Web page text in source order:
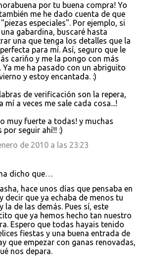
por tu buena compra! Yo
me he dado cuenta de que
especiales". Por ejemplo, si
gabardina, buscaré hasta
una que tenga los detalles que la
para mí. Así, seguro que le
cariño y me la pongo con más
Ya me ha pasado con un abriguito
y estoy encantada. :)
de verificación son la repera,
mí a veces me sale cada cosa...!
muy fuerte a todas! y muchas
por seguir ahí!! :)
de 2010 a las 23:23
ha dicho que…
hace unos días que pensaba en
decir que ya echaba de menos tu
la de las demás. Pues sí, este
que ya hemos hecho tan nuestro
Espero que todas hayais tenido
fiestas y una buena entrada de
que empezar con ganas renovadas,
nos depara.